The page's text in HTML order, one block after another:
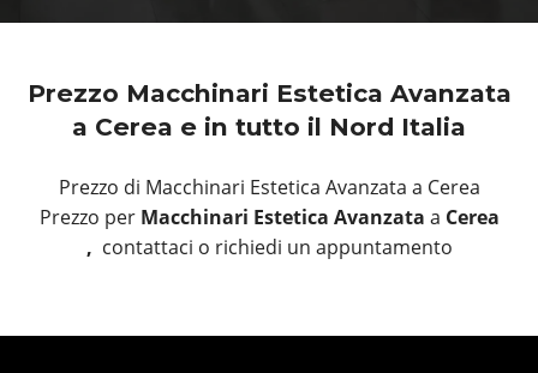
Prezzo Macchinari Estetica Avanzata
a Cerea e in tutto il Nord Italia
Prezzo di Macchinari Estetica Avanzata a Cerea
Prezzo perMacchinari Estetica Avanzata a Cerea
, contattaci o richiedi un appuntamento